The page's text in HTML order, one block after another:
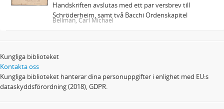
Handskriften avslutas med ett par versbrev till
Schröderheim, samt två Bacchi Ordenskapitel
Bellman, Carl Michael
Kungliga biblioteket
Kontakta oss
Kungliga biblioteket hanterar dina personuppgifter i enlighet med EU:s
dataskyddsförordning (2018), GDPR.